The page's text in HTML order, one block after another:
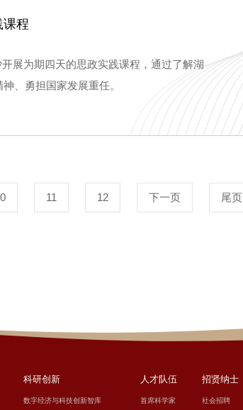
课程
展为期四天的思政实践课程，通过了解湖
、勇担国家发展重任。
11 12 下一页 尾页
科研创新
数字经济与科技创新智库
人才队伍
首席科学家
招贤纳士
社会招聘